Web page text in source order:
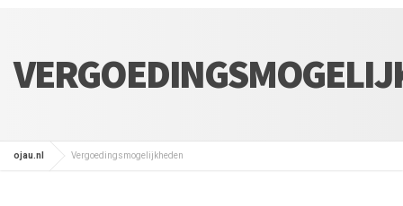
ojau.nl Vergoedingsmogelijkheden